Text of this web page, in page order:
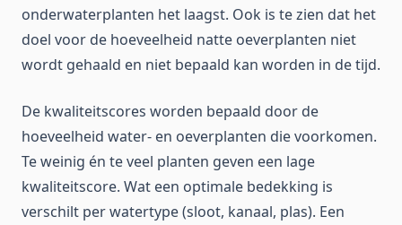
onderwaterplanten het laagst. Ook is te zien dat het
doel voor de hoeveelheid natte oeverplanten niet
wordt gehaald en niet bepaald kan worden in de tijd.
De kwaliteitscores worden bepaald door de
hoeveelheid water- en oeverplanten die voorkomen.
Te weinig én te veel planten geven een lage
kwaliteitscore. Wat een optimale bedekking is
verschilt per watertype (sloot, kanaal, plas). Een